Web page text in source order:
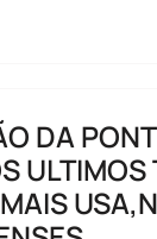
DA
ULTIMOS